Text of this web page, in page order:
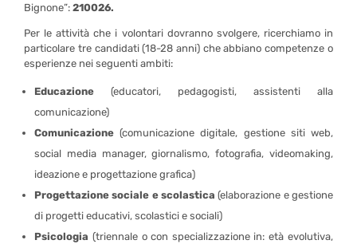
Bignone”:210026.
Per le attività che i volontari dovranno svolgere, ricerchiamo in
particolare tre candidati (18-28 anni) che abbiano competenze o
esperienze nei seguenti ambiti:
Educazione (educatori, pedagogisti, assistenti alla
comunicazione)
Comunicazione (comunicazione digitale, gestione siti web,
social media manager, giornalismo, fotografia, videomaking,
ideazione e progettazione grafica)
Progettazione sociale e scolastica(elaborazione e gestione
di progetti educativi, scolastici e sociali)
Psicologia (triennale o con specializzazione in: età evolutiva,